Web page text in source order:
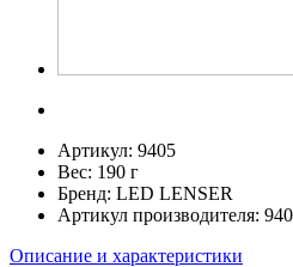
Артикул: 9405
Вес: 190 г
Бренд: LED LENSER
Артикул производителя:
Описание и характеристики